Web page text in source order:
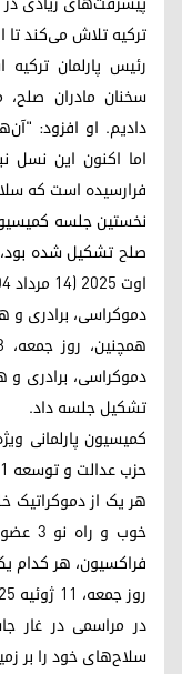
ترکیه تلاش می‌کند تا
رئیس پارلمان
سخنان مادران
دادیم. او افزود:
اما اکنون این نسل
فرارسیده است که
نخستین جلسه
دموکراسی، برادری
دموکراسی، برادری و
تشکیل جلسه داد.
خوب
فراکسیون، هر کدام
در مراسمی در غار
سلاح‌های خود را بر